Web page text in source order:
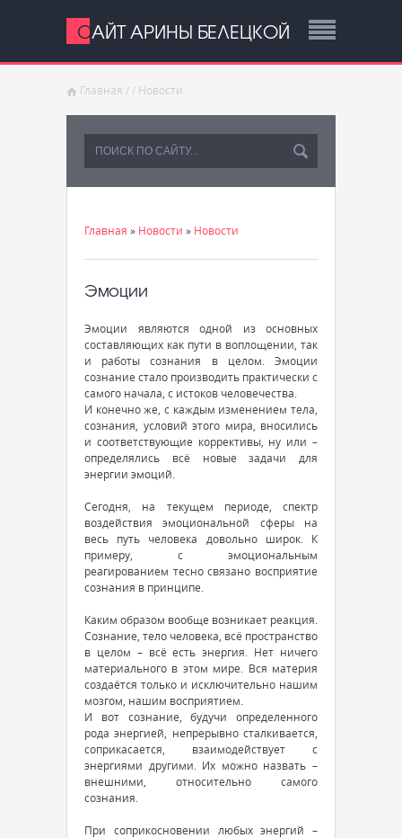
САЙТ АРИНЫ БЕЛЕЦКОЙ
Главная / / Новости
Главная » Новости » Новости
Эмоции
Эмоции являются одной из основных
составляющих как пути в воплощении, так
и работы сознания в целом. Эмоции
сознание стало производить практически с
самого начала, с истоков человечества.
И конечно же, с каждым изменением тела,
сознания, условий этого мира, вносились
и соответствующие коррективы, ну или –
определялись всё новые задачи для
энергии эмоций.
Сегодня, на текущем периоде, спектр
воздействия эмоциональной сферы на
весь путь человека довольно широк. К
примеру, с эмоциональным
реагированием тесно связано восприятие
сознания в принципе.
Каким образом вообще возникает реакция.
Сознание, тело человека, всё пространство
в целом – всё есть энергия. Нет ничего
материального в этом мире. Вся материя
создаётся только и исключительно нашим
мозгом, нашим восприятием.
И вот сознание, будучи определенного
рода энергией, непрерывно сталкивается,
соприкасается, взаимодействует с
энергиями другими. Их можно назвать –
внешними, относительно самого
сознания.
При соприкосновении любых энергий –